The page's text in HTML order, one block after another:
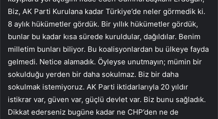
Biz, AK Parti Kurulana kadar Türkiye’de neler görmedik ki.
8 aylık hükümetler gördük. Bir yıllık hükümetler gördük,
bunlar bu kadar kısa sürede kuruldular, dağıldılar. Benim
milletim bunları biliyor. Bu koalisyonlardan bu ülkeye fayda
gelmedi. Netice alamadık. Öyleyse unutmayın; mümin bir
sokulduğu yerden bir daha sokulmaz. Biz bir daha
sokulmak istemiyoruz. AK Parti iktidarlarıyla 20 yıldır
istikrar var, güven var, güçlü devlet var. Biz bunu sağladık.
Dikkat ederseniz bugüne kadar ne CHP’den ne de